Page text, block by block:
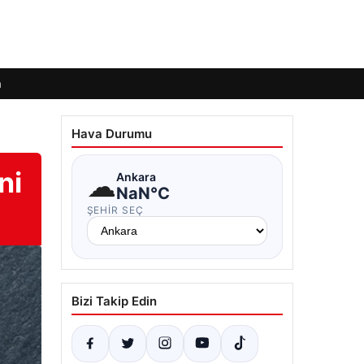
Hava Durumu
☁Ankara
NaN°C
ŞEHIR SEÇ
Bizi Takip Edin